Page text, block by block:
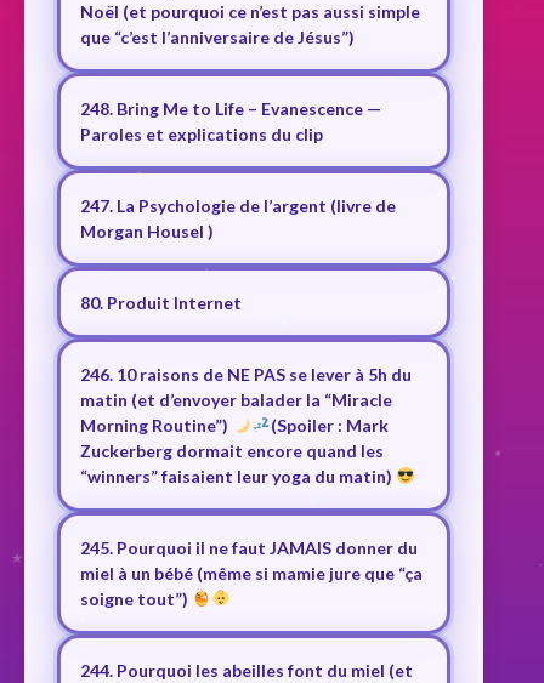
Noël (et pourquoi ce n’est pas aussi simple
que “c’est l’anniversaire de Jésus”)
248. Bring Me to Life – Evanescence —
Paroles et explications du clip
247. La Psychologie de l’argent (livre de
Morgan Housel )
80. Produit Internet
246. 10 raisons de NE PAS se lever à 5h du
matin (et d’envoyer balader la “Miracle
Morning Routine”)
(Spoiler : Mark
Zuckerberg dormait encore quand les
“winners” faisaient leur yoga du matin)
245. Pourquoi il ne faut JAMAIS donner du
miel à un bébé (même si mamie jure que “ça
soigne tout”)
244. Pourquoi les abeilles font du miel (et